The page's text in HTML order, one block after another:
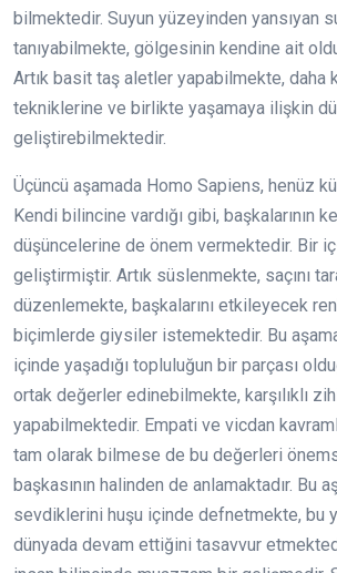
bilmektedir. Suyun yüzeyinden yansıyan
tanıyabilmekte, gölgesinin kendine ait
Artık basit taş aletler yapabilmekte, daha
tekniklerine ve birlikte yaşamaya ilişkin
geliştirebilmektedir.
Üçüncü aşamada Homo Sapiens, henüz
Kendi bilincine vardığı gibi, başkalarının
düşüncelerine de önem vermektedir. Bir
geliştirmiştir. Artık süslenmekte, saçını
düzenlemekte, başkalarını etkileyecek
biçimlerde giysiler istemektedir. Bu
içinde yaşadığı topluluğun bir parçası
ortak değerler edinebilmekte, karşılıklı
yapabilmektedir. Empati ve vicdan
tam olarak bilmese de bu değerleri
başkasının halinden de anlamaktadır. Bu
sevdiklerini huşu içinde defnetmekte, bu
dünyada devam ettiğini tasavvur